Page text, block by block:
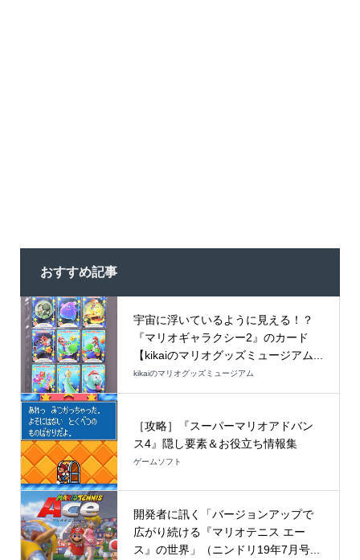
おすすめ記事
宇宙に浮いているように見える！？
『マリオギャラクシー2』のカード
【kikaiのマリオグッズミュージアム...
kikaiのマリオグッズミュージアム
［攻略］『スーパーマリオアドバン
ス4』隠し要素＆お役立ち情報集
ゲームソフト
開発者に訊く「バージョンアップで
広がり続ける『マリオテニス エー
ス』の世界」（ニンドリ19年7月号...